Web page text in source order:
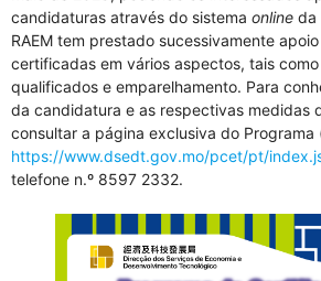
candidaturas através do sistema online da
RAEM tem prestado sucessivamente
certificadas em vários aspectos, tais
qualificados e emparelhamento. Para
da candidatura e as respectivas medidas
consultar a página exclusiva do Programa
https://www.dsedt.gov.mo/pcet/pt/
telefone n.º 8597 2332.